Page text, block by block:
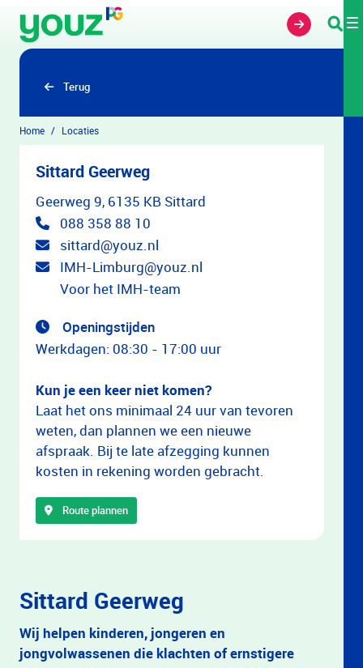
Overslaan en naar hoofdinhoud gaan
Terug
Home Locaties
Sittard Geerweg
Geerweg 9, 6135 KB Sittard
088 358 88 10
sittard@youz.nl
IMH-Limburg@youz.nl
Voor het IMH-team
Openingstijden
Werkdagen: 08:30 - 17:00 uur
Kun je een keer niet komen?
Laat het ons minimaal 24 uur van tevoren
weten, dan plannen we een nieuwe
afspraak. Bij te late afzegging kunnen
kosten in rekening worden gebracht.
Route plannen
Sittard Geerweg
Wij helpen kinderen, jongeren en
jongvolwassenen die klachten of ernstigere